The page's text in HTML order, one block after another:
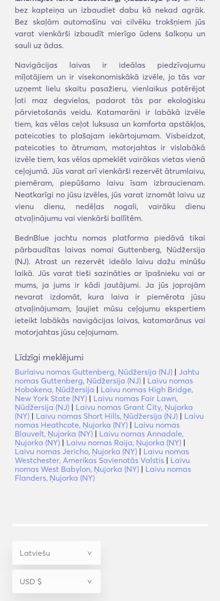
bez kapteiņa un izbaudiet dabu kā nekad agrāk.
Bez skaļām automašīnu vai cilvēku trokšņiem jūs
varat vienkārši izbaudīt mierīgo ūdens šalkoņu un
sauli uz ādas.
Navigācijas laivas ir ideālas piedzīvojumu
mīļotājiem un ir visekonomiskākā izvēle, jo tās var
uzņemt lielu skaitu pasažieru, vienlaikus patērējot
ļoti maz degvielas, padarot tās par ekoloģisku
pārvietošanās veidu. Katamarāni ir labākā izvēle
tiem, kas vēlas ceļot luksusa un komforta apstākļos,
pateicoties to plašajam iekārtojumam. Visbeidzot,
pateicoties to ātrumam, motorjahtas ir vislabākā
izvēle tiem, kas vēlas apmeklēt vairākas vietas vienā
ceļojumā. Jūs varat arī vienkārši rezervēt ātrumlaivu,
piemēram, piepūšamo laivu īsam izbraucienam.
Neatkarīgi no jūsu izvēles, jūs varat iznomāt laivu uz
vienu dienu, nedēļas nogali, vairāku dienu
atvaļinājumu vai vienkārši ballītēm.
BednBlue jachtu nomas platforma piedāvā tikai
pārbaudītas laivas nomai Guttenberg, Ņūdžersija
(NJ). Atrast un rezervēt ideālo laivu dažu minūšu
laikā. Jūs varat tieši sazināties ar īpašnieku vai ar
mums, ja jums ir kādi jautājumi. Ja jūs joprojām
nevarat izdomāt, kura laiva ir piemērota jūsu
atvaļinājumam, ļaujiet mūsu ceļojumu ekspertiem
ieteikt labākās navigācijas laivas, katamarānus vai
motorjahtas jūsu ceļojumam.
Līdzīgi meklējumi
Burlaivu nomas Guttenberg, Ņūdžersija (NJ) | Jahtu
nomas Guttenberg, Ņūdžersija (NJ) | Laivu nomas
Hobokena, Ņūdžersija | Laivu nomas High Bridge,
New York State (NY) | Laivu nomas Fair Lawn,
Ņūdžersija (NJ) | Laivu nomas Grant City, Ņujorka
(NY) | Laivu nomas Short Hills, Ņūdžersija (NJ) | Laivu
nomas Heathcote, Ņujorka (NY) | Laivu nomas
Blauvelt, Ņujorka (NY) | Laivu nomas Annadale,
Ņujorka (NY) | Laivu nomas Raija, Ņujorka (NY) |
Laivu nomas Jericho, Ņujorka (NY) | Laivu nomas
Westchester, Amerikas Savienotās Valstis | Laivu
nomas West Babylon, Ņujorka (NY) | Laivu nomas
Flanders, Ņujorka (NY)